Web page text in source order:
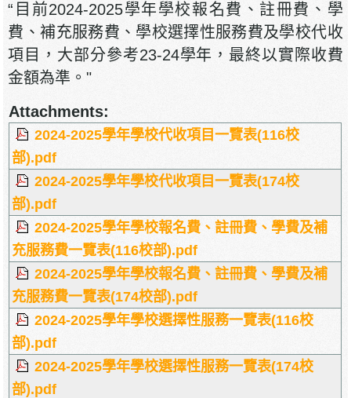
“目前2024-2025學年學校報名費、註冊費、學
費、補充服務費、學校選擇性服務費及學校代收
項目，大部分參考23-24學年，最終以實際收費
金額為準。"
Attachments:
2024-2025學年學校代收項目一覽表(116校
部).pdf
2024-2025學年學校代收項目一覽表(174校
部).pdf
2024-2025學年學校報名費、註冊費、學費及補
充服務費一覽表(116校部).pdf
2024-2025學年學校報名費、註冊費、學費及補
充服務費一覽表(174校部).pdf
2024-2025學年學校選擇性服務一覽表(116校
部).pdf
2024-2025學年學校選擇性服務一覽表(174校
部).pdf